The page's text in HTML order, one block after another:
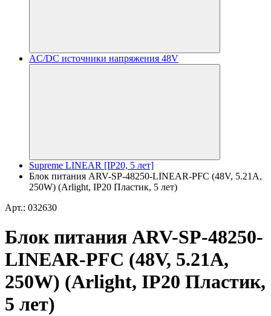
AC/DC источники напряжения 48V
Supreme LINEAR [IP20, 5 лет]
Блок питания ARV-SP-48250-LINEAR-PFC (48V, 5.21A,
250W) (Arlight, IP20 Пластик, 5 лет)
Арт.: 032630
Блок питания ARV-SP-48250-
LINEAR-PFC (48V, 5.21A,
250W) (Arlight, IP20 Пластик,
5 лет)